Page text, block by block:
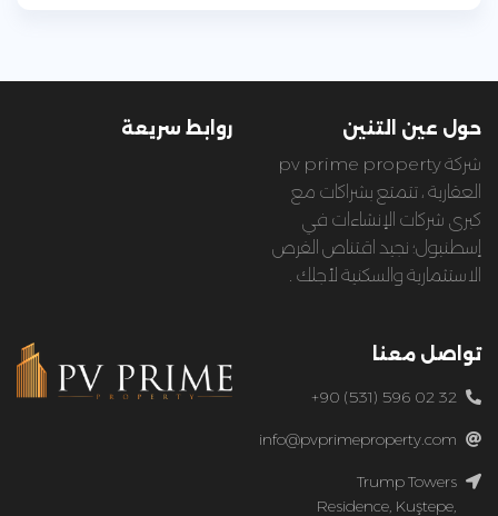
حول عين التنين
شركة pv prime property
العقارية ، تتمتع بشراكات مع
كبرى شركات الإنشاءات في
إسطنبول؛ نجيد اقتناص الفرص
الاستثمارية والسكنية لأجلك .
روابط سريعة
تواصل معنا
+90 (531) 596 02 32
info@pvprimeproperty.com
Trump Towers
Residence, Kuştepe,